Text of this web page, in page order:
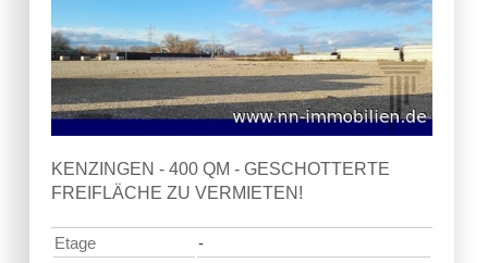
KENZINGEN - 400 QM - GESCHOTTERTE
FREIFLÄCHE ZU VERMIETEN!
Etage
-